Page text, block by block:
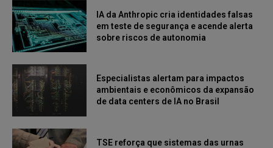
IA da Anthropic cria identidades falsas
em teste de segurança e acende alerta
sobre riscos de autonomia
Especialistas alertam para impactos
ambientais e econômicos da expansão
de data centers de IA no Brasil
TSE reforça que sistemas das urnas